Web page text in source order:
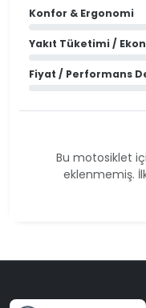
Konfor & Ergonomi
Yakıt Tüketimi /
Fiyat / Performans
Bu motosiklet
eklenmemiş.